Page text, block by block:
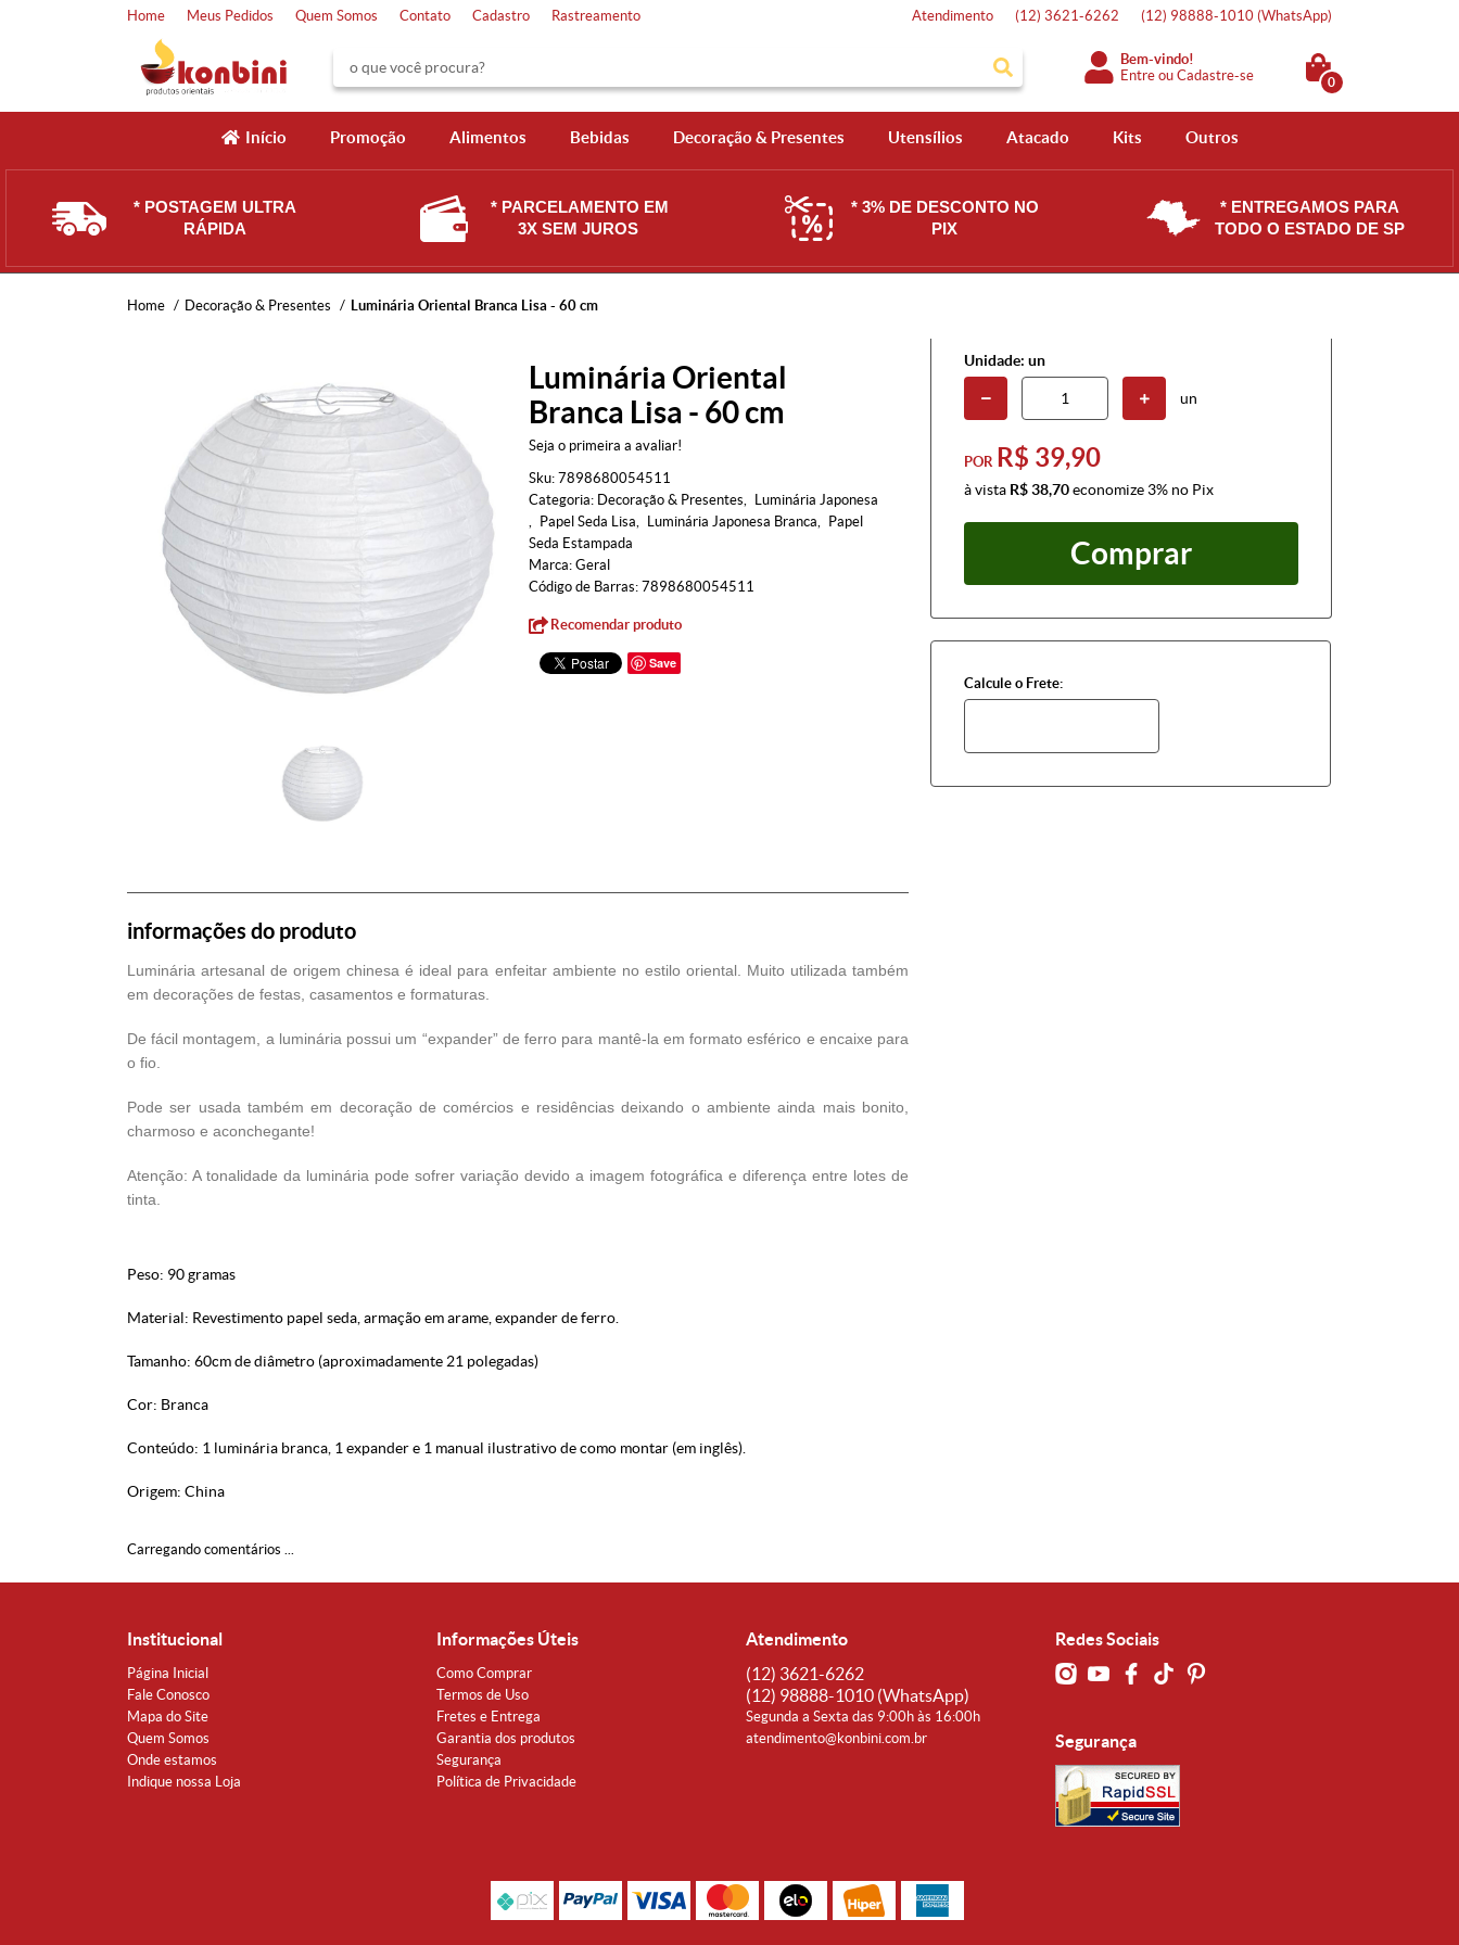
Home Meus Pedidos Quem Somos Contato Cadastro Rastreamento Atendimento (12) 3621-6262 (12) 98888-1010 (WhatsApp)
Bem-vindo!
Entre ouCadastre-se 0
Início Promoção Alimentos Bebidas Decoração & Presentes Utensílios Atacado Kits Outros
* POSTAGEM ULTRA
RÁPIDA
* PARCELAMENTO EM
3X SEM JUROS
* 3% DE DESCONTO NO
PIX
* ENTREGAMOS PARA
TODO O ESTADO DE SP
Home Decoração & Presentes Luminária Oriental Branca Lisa - 60 cm
Luminária Oriental
Branca Lisa - 60 cm
Seja o primeira a avaliar!
Sku: 7898680054511
Categoria: Decoração & Presentes
Luminária Japonesa
Papel Seda Lisa
Luminária Japonesa Branca
Papel
Seda Estampada
Marca: Geral
Código de Barras: 7898680054511
Recomendar produto
Save
Unidade: un
un
POR R$ 39,90
à vista R$ 38,70economize 3% no Pix
Comprar
Calcule o Frete:
informações do produto
Luminária artesanal de origem chinesa é ideal para enfeitar ambiente no estilo oriental. Muito utilizada também
em decorações de festas, casamentos e formaturas.
De fácil montagem, a luminária possui um “expander” de ferro para mantê-la em formato esférico e encaixe para
o fio.
Pode ser usada também em decoração de comércios e residências deixando o ambiente ainda mais bonito,
charmoso e aconchegante!
Atenção: A tonalidade da luminária pode sofrer variação devido a imagem fotográfica e diferença entre lotes de
tinta.
Peso: 90 gramas
Material: Revestimento papel seda, armação em arame, expander de ferro.
Tamanho: 60cm de diâmetro (aproximadamente 21 polegadas)
Cor: Branca
Conteúdo: 1 luminária branca, 1 expander e 1 manual ilustrativo de como montar (em inglês).
Origem: China
Carregando comentários ...
Institucional
Página Inicial
Fale Conosco
Mapa do Site
Quem Somos
Onde estamos
Indique nossa Loja
Informações Úteis
Como Comprar
Termos de Uso
Fretes e Entrega
Garantia dos produtos
Segurança
Política de Privacidade
Atendimento
(12) 3621-6262
(12) 98888-1010 (WhatsApp)
Segunda a Sexta das 9:00h às 16:00h
atendimento@konbini.com.br
Redes Sociais
Segurança